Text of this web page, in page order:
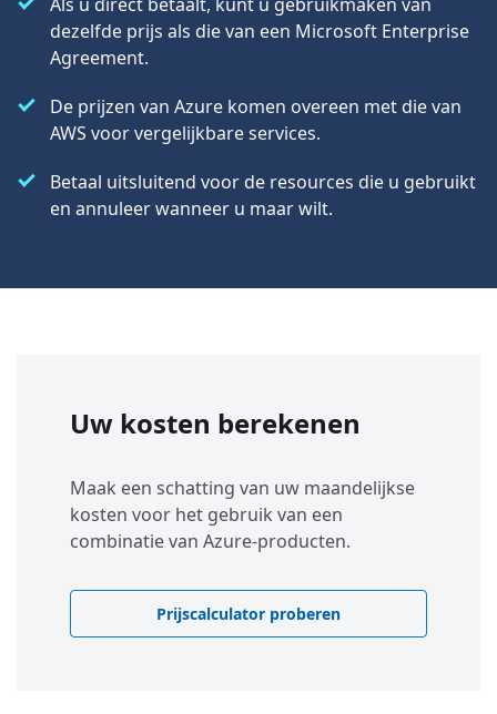
dezelfde prijs als die van een Microsoft Enterprise
Agreement.
De prijzen van Azure komen overeen met die van
AWS voor vergelijkbare services.
Betaal uitsluitend voor de resources die u gebruikt
en annuleer wanneer u maar wilt.
Uw kosten berekenen
Maak een schatting van uw maandelijkse
kosten voor het gebruik van een
combinatie van Azure-producten.
Prijscalculator proberen